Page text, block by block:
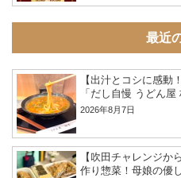
最近
【出汁とコシに感動
「だし自慢 うどん
2026年8月7日
【吹田チャレンジか
作り惣菜！母娘の優